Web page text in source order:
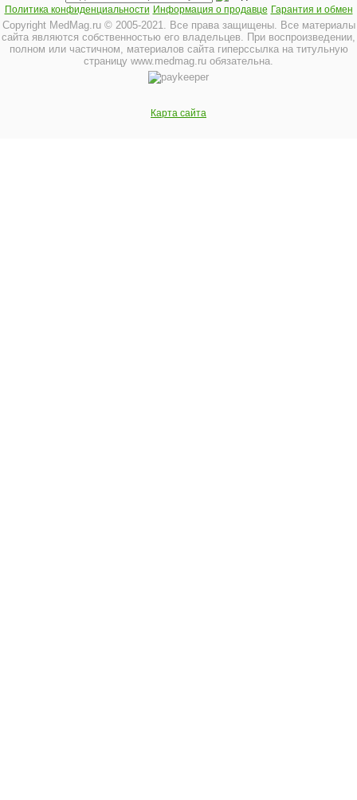
Политика конфиденциальности Информация о продавце Гарантия и обмен
Copyright MedMag.ru © 2005-2021. Все права защищены. Все материалы
сайта являются собственностью его владельцев. При воспроизведении,
полном или частичном, материалов сайта гиперссылка на титульную
страницу www.medmag.ru обязательна.
Карта сайта